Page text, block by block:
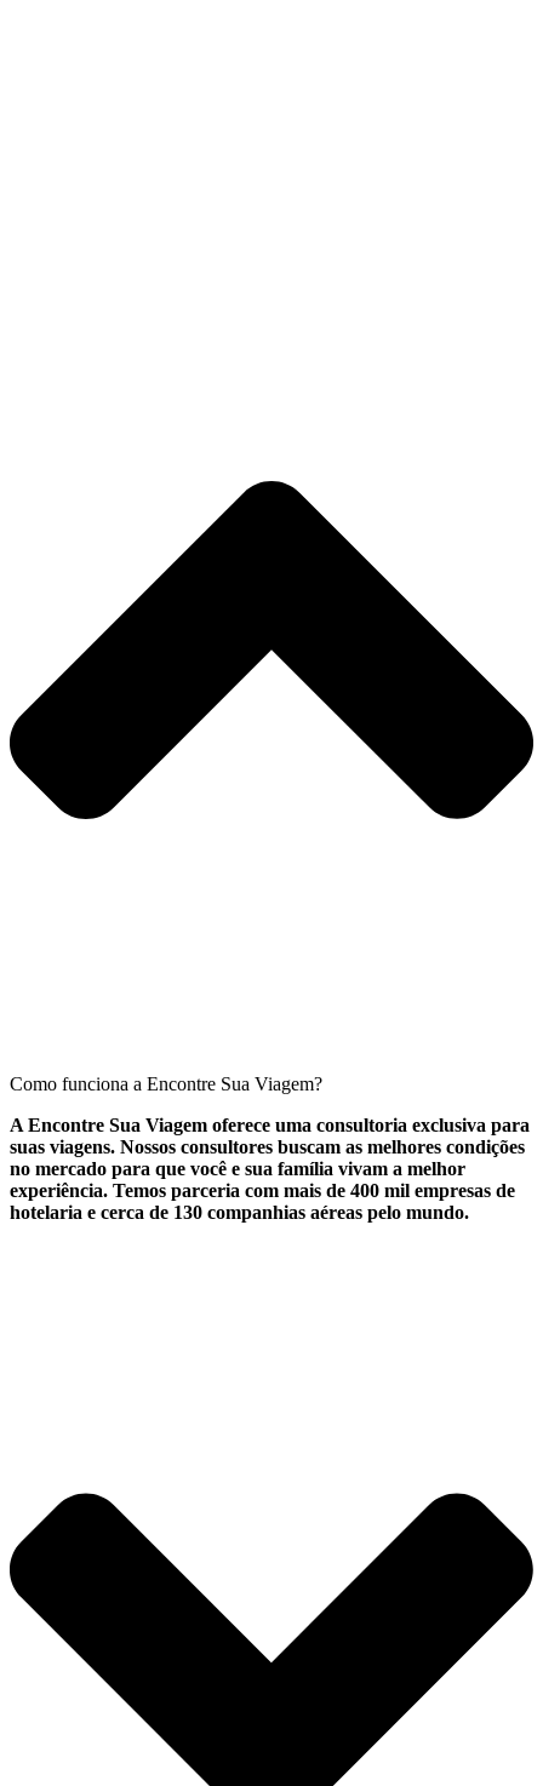
Como funciona a Encontre Sua Viagem?
A Encontre Sua Viagem oferece uma consultoria exclusiva para
suas viagens. Nossos consultores buscam as melhores condições
no mercado para que você e sua família vivam a melhor
experiência. Temos parceria com mais de 400 mil empresas de
hotelaria e cerca de 130 companhias aéreas pelo mundo.